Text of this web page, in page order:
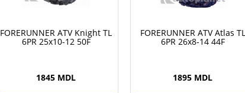
FORERUNNER ATV Knight TL
6PR 25x10-12 50F
1845 MDL
FORERUNNER ATV Atlas TL
6PR 26x8-14 44F
1895 MDL